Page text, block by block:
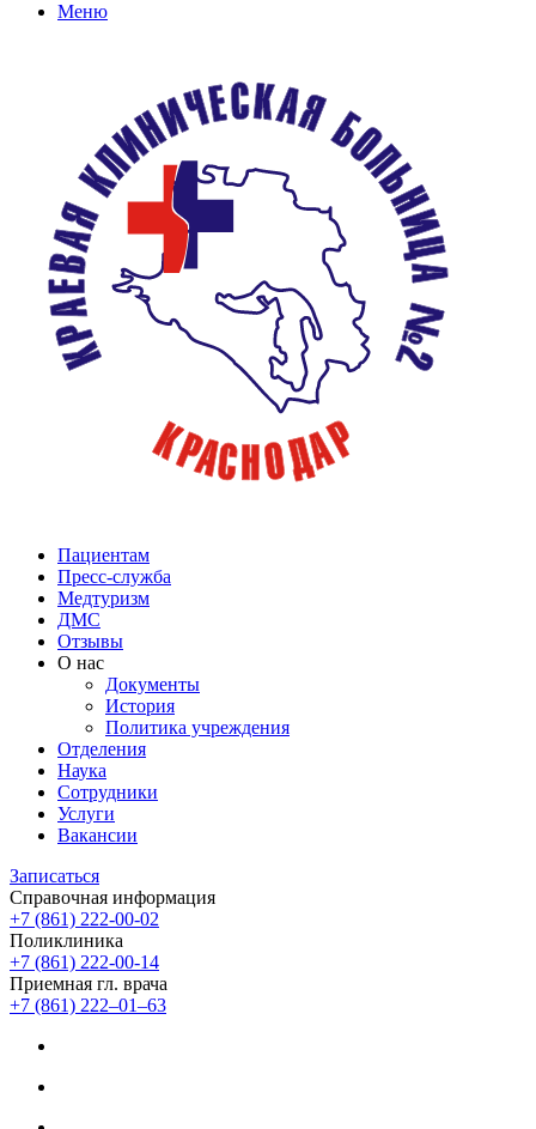
Меню
Пациентам
Пресс-служба
Медтуризм
ДМС
Отзывы
О нас
Документы
История
Политика учреждения
Отделения
Наука
Сотрудники
Услуги
Вакансии
Записаться
Справочная информация
+7 (861) 222-00-02
Поликлиника
+7 (861) 222-00-14
Приемная гл. врача
+7 (861) 222‒01‒63